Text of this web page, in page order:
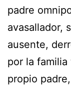
padre
avasallador,
ausente,
por la
propio